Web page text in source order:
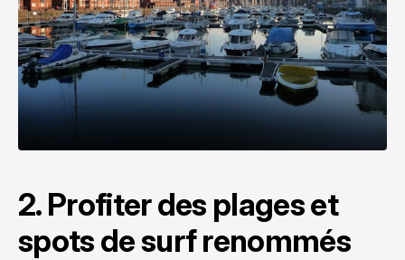
2. Profiter des plages et
spots de surf renommés